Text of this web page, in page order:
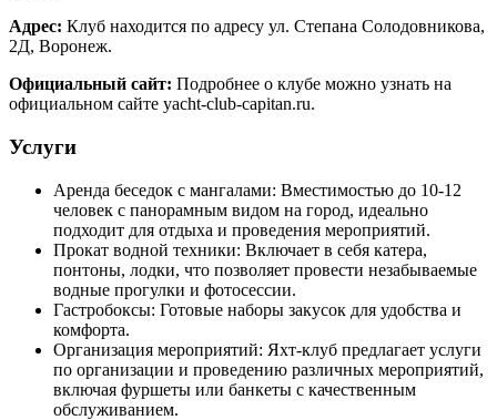
Адрес: Клуб находится по адресу ул. Степана Солодовникова,
2Д, Воронеж.
Официальный сайт: Подробнее о клубе можно узнать на
официальном сайте yacht-club-capitan.ru.
Услуги
Аренда беседок с мангалами: Вместимостью до 10-12
человек с панорамным видом на город, идеально
подходит для отдыха и проведения мероприятий.
Прокат водной техники: Включает в себя катера,
понтоны, лодки, что позволяет провести незабываемые
водные прогулки и фотосессии.
Гастробоксы: Готовые наборы закусок для удобства и
комфорта.
Организация мероприятий: Яхт-клуб предлагает услуги
по организации и проведению различных мероприятий,
включая фуршеты или банкеты с качественным
обслуживанием.